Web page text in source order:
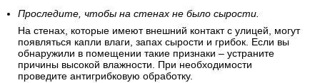
Проследите, чтобы на стенах не было сырости.
На стенах, которые имеют внешний контакт с улицей, могут
появляться капли влаги, запах сырости и грибок. Если вы
обнаружили в помещении такие признаки – устраните
причины высокой влажности. При необходимости
проведите антигрибковую обработку.